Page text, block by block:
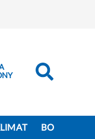
- LinkedIn
BO